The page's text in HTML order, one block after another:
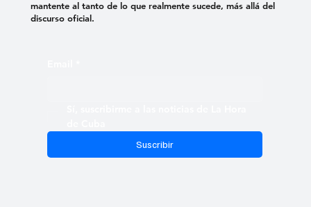
Suscribir
mantente al tanto de lo que realmente sucede, más allá del
discurso oficial.